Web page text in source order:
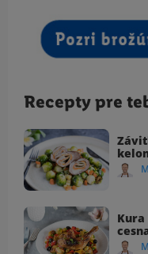
Recepty pre